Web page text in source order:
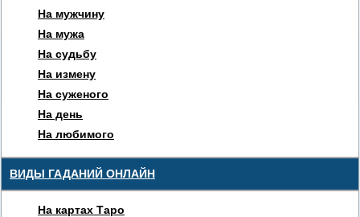
На мужчину
На мужа
На судьбу
На измену
На суженого
На день
На любимого
ВИДЫ ГАДАНИЙ ОНЛАЙН
На картах Таро